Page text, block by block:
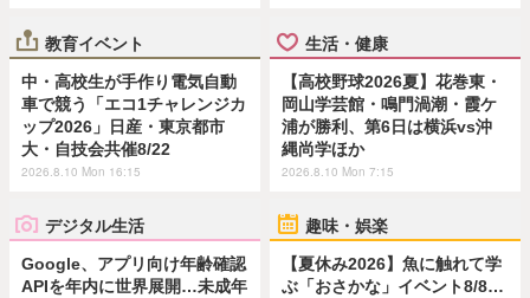
教育イベント
中・高校生が手作り電気自動
車で競う「エコ1チャレンジカ
ップ2026」日産・東京都市
大・自技会共催8/22
2026.8.10 Mon 16:15
生活・健康
【高校野球2026夏】花巻東・
岡山学芸館・鳴門渦潮・霞ケ
浦が勝利、第6日は横浜vs沖
縄尚学ほか
2026.8.10 Mon 7:15
デジタル生活
Google、アプリ向け年齢確認
APIを年内に世界展開…未成年
趣味・娯楽
【夏休み2026】魚に触れて学
ぶ「おさかな」イベント8/8…